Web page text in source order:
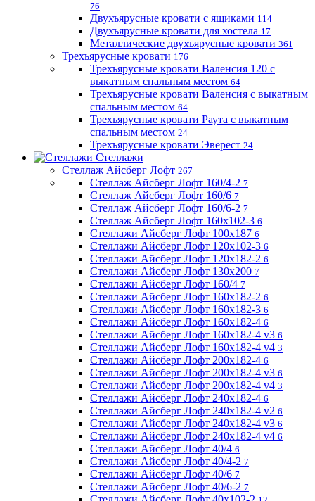
76
Двухъярусные кровати с ящиками 114
Двухъярусные кровати для хостела 17
Металлические двухъярусные кровати 361
Трехъярусные кровати 176
Трехъярусные кровати Валенсия 120 с
выкатным спальным местом 64
Трехъярусные кровати Валенсия с выкатным
спальным местом 64
Трехъярусные кровати Раута с выкатным
спальным местом 24
Трехъярусные кровати Эверест 24
Стеллажи
Стеллаж Айсберг Лофт 267
Стеллаж Айсберг Лофт 160/4-2 7
Стеллаж Айсберг Лофт 160/6 7
Стеллаж Айсберг Лофт 160/6-2 7
Стеллаж Айсберг Лофт 160х102-3 6
Стеллажи Айсберг Лофт 100х187 6
Стеллажи Айсберг Лофт 120х102-3 6
Стеллажи Айсберг Лофт 120х182-2 6
Стеллажи Айсберг Лофт 130х200 7
Стеллажи Айсберг Лофт 160/4 7
Стеллажи Айсберг Лофт 160х182-2 6
Стеллажи Айсберг Лофт 160х182-3 6
Стеллажи Айсберг Лофт 160х182-4 6
Стеллажи Айсберг Лофт 160х182-4 v3 6
Стеллажи Айсберг Лофт 160х182-4 v4 3
Стеллажи Айсберг Лофт 200х182-4 6
Стеллажи Айсберг Лофт 200х182-4 v3 6
Стеллажи Айсберг Лофт 200х182-4 v4 3
Стеллажи Айсберг Лофт 240х182-4 6
Стеллажи Айсберг Лофт 240х182-4 v2 6
Стеллажи Айсберг Лофт 240х182-4 v3 6
Стеллажи Айсберг Лофт 240х182-4 v4 6
Стеллажи Айсберг Лофт 40/4 6
Стеллажи Айсберг Лофт 40/4-2 7
Стеллажи Айсберг Лофт 40/6 7
Стеллажи Айсберг Лофт 40/6-2 7